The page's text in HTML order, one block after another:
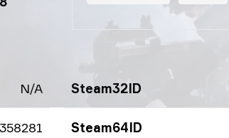
N/A Steam32ID
Steam64ID